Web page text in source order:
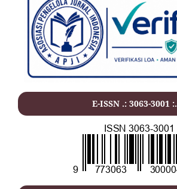
E-ISSN .: 3063-3001 :.